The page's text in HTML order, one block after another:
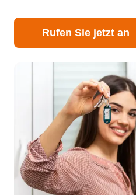
Rufen Sie jetzt an